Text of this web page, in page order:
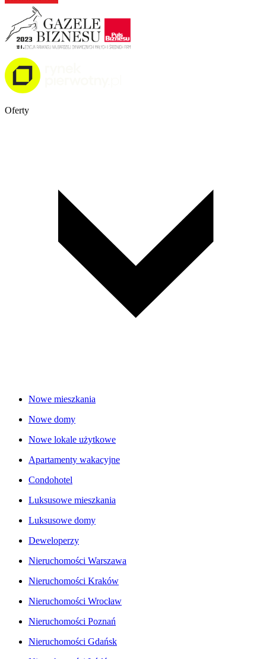
Oferty
Nowe mieszkania
Nowe domy
Nowe lokale użytkowe
Apartamenty wakacyjne
Condohotel
Luksusowe mieszkania
Luksusowe domy
Deweloperzy
Nieruchomości Warszawa
Nieruchomości Kraków
Nieruchomości Wrocław
Nieruchomości Poznań
Nieruchomości Gdańsk